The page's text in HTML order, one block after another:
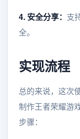
4. 安全分享： 支
全。
实现流程
总的来说，这次
制作王者荣耀游
步骤：